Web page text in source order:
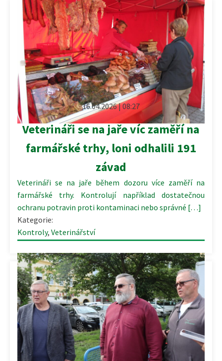
16.04.2026 | 08:27
Veterináři se na jaře víc zaměří na
farmářské trhy, loni odhalili 191
závad
Veterináři se na jaře během dozoru více zaměří na
farmářské trhy. Kontrolují například dostatečnou
ochranu potravin proti kontaminaci nebo správné […]
Kategorie:
Kontroly, Veterinářství